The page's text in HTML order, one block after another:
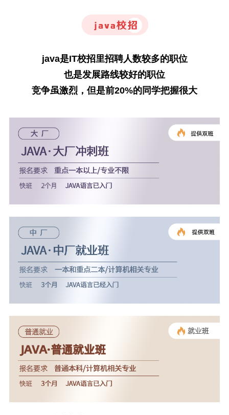
java是IT校招里招聘人数较多的职位
也是发展路线较好的职位
竞争虽激烈，但是前20%的同学把握很大